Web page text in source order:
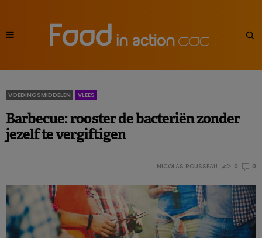
VOEDINGSMIDDELEN VLEES
Barbecue: rooster de bacteriën zonder
jezelf te vergiftigen
NICOLAS ROUSSEAU 0 0